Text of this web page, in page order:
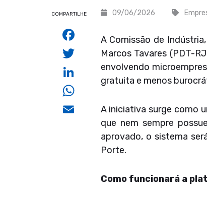
09/06/2026
A Comissão de
Marcos Tavares (PDT-
envolvendo
gratuita e menos
A iniciativa surge como
que nem sempre
aprovado, o sistema
Porte.
Como funcionará a
COMPARTILHE
Facebook
Twitter
LinkedIn
WhatsApp
Email